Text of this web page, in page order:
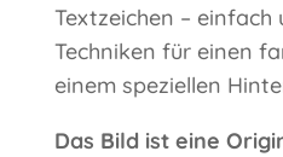
Textzeichen – einfach
Techniken für einen
einem speziellen
Das Bild ist eine